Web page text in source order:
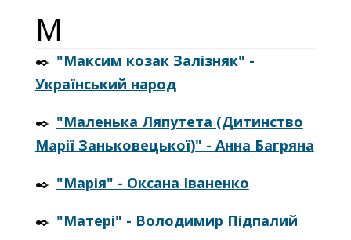
М
✒️ "Максим козак Залізняк" -
Український народ
✒️ "Маленька Ляпутета (Дитинство
Марії Заньковецької)" - Анна Багряна
✒️ "Марія" - Оксана Іваненко
✒️ "Матері" - Володимир Підпалий